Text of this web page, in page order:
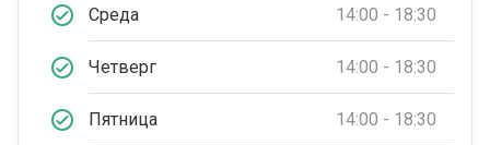
Среда 14:00 - 18:30
Четверг 14:00 - 18:30
Пятница 14:00 - 18:30